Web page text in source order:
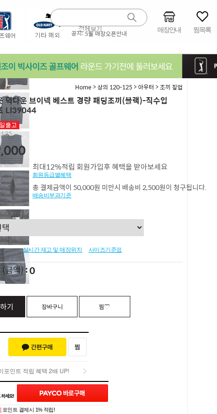
공지:5월 매장오픈안내 매장안내 찜목록
Home>상의 120-125>아우터 >조끼 짚업
덕다운 브이넥 베스트 경량 패딩조끼(블랙)-직수입
LI39044
최대12%적립 회원가입후 혜택을 받아보세요
회원등급별혜택
총 결제금액이 50,000원 미만시 배송비 2,500원이 청구됩니다.
배송비부과기준
실시간 재고 및 매장위치 사이즈기준표
(금액) 0
기 장바구니 찜♡
포인트 적립 혜택 2배 UP!
포인트 적립 혜택 2배 UP!
포인트 결제시 1% 적립!
(0)